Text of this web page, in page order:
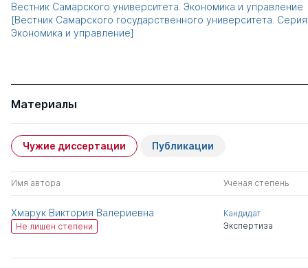
Вестник Самарского университета. Экономика и управление
[Вестник Самарского государственного университета.
Экономика и управление]
Материалы
Чужие диссертации Публикации
Имя автора Ученая степень
Хмарук Виктория Валериевна
Не лишен степени
Кандидат
Экспертиза